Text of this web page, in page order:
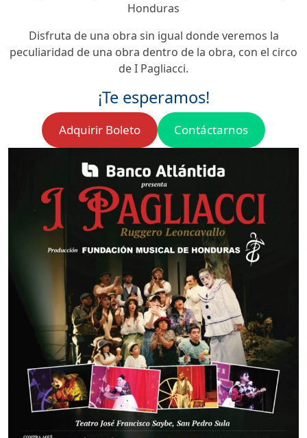
Honduras
Disfruta de una obra sin igual donde veremos la
peculiaridad de una obra dentro de la obra, con el circo
de I Pagliacci.
¡Te esperamos!
Adquirir Boleto Contáctarnos